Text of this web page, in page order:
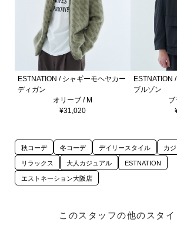
ESTNATION / シャギーモヘヤカー
ディガン
オリーブ / M
¥31,020
ESTNATION
ブルゾン
ブ
秋コーデ 冬コーデ デイリースタイル カ
リラックス 大人カジュアル ESTNATION
エストネーション大阪店
このスタッフの他のスタイ